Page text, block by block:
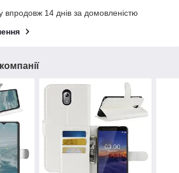
впродовж 14 днів за домовленістю